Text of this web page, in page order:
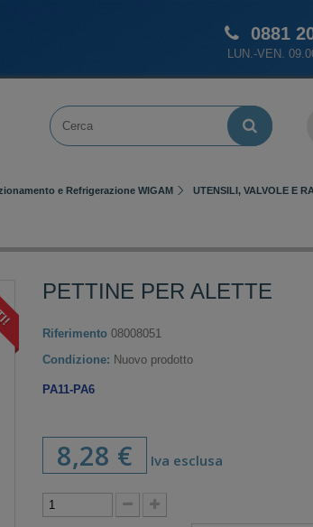
0881
LUN.-VEN.
e Refrigerazione WIGAM UTENSILI, VALVOLE E
PETTINE PER ALETTE
Riferimento 08008051
Condizione: Nuovo prodotto
PA11-PA6
8,28 € Iva esclusa